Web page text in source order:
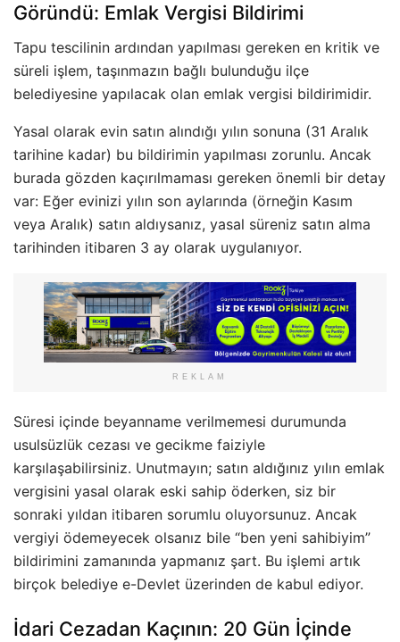
Göründü: Emlak Vergisi Bildirimi
Tapu tescilinin ardından yapılması gereken en kritik ve
süreli işlem, taşınmazın bağlı bulunduğu ilçe
belediyesine yapılacak olan emlak vergisi bildirimidir.
Yasal olarak evin satın alındığı yılın sonuna (31 Aralık
tarihine kadar) bu bildirimin yapılması zorunlu. Ancak
burada gözden kaçırılmaması gereken önemli bir detay
var: Eğer evinizi yılın son aylarında (örneğin Kasım
veya Aralık) satın aldıysanız, yasal süreniz satın alma
tarihinden itibaren 3 ay olarak uygulanıyor.
REKLAM
Süresi içinde beyanname verilmemesi durumunda
usulsüzlük cezası ve gecikme faiziyle
karşılaşabilirsiniz. Unutmayın; satın aldığınız yılın emlak
vergisini yasal olarak eski sahip öderken, siz bir
sonraki yıldan itibaren sorumlu oluyorsunuz. Ancak
vergiyi ödemeyecek olsanız bile “ben yeni sahibiyim”
bildirimini zamanında yapmanız şart. Bu işlemi artık
birçok belediye e-Devlet üzerinden de kabul ediyor.
İdari Cezadan Kaçının: 20 Gün İçinde